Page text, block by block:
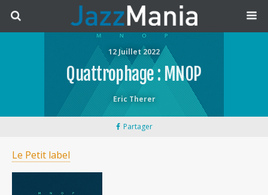
12 Juillet 2022
Quattrophage : MNOP
Eric Therer
Partager
Le Petit label